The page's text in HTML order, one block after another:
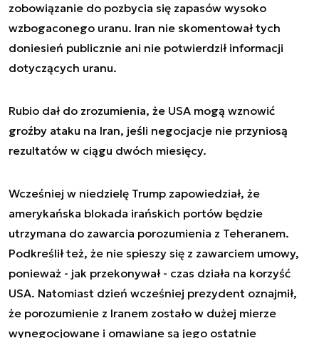
zobowiązanie do pozbycia się zapasów wysoko
wzbogaconego uranu. Iran nie skomentował tych
doniesień publicznie ani nie potwierdził informacji
dotyczących uranu.
Rubio dał do zrozumienia, że USA mogą wznowić
groźby ataku na Iran, jeśli negocjacje nie przyniosą
rezultatów w ciągu dwóch miesięcy.
Wcześniej w niedzielę Trump zapowiedział, że
amerykańska blokada irańskich portów będzie
utrzymana do zawarcia porozumienia z Teheranem.
Podkreślił też, że nie spieszy się z zawarciem umowy,
ponieważ - jak przekonywał - czas działa na korzyść
USA. Natomiast dzień wcześniej prezydent oznajmił,
że porozumienie z Iranem zostało w dużej mierze
wynegocjowane i omawiane są jego ostatnie